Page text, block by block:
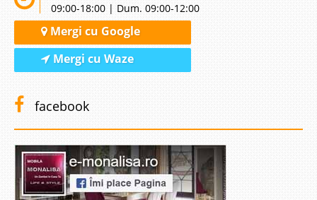
09:00-18:00 | Dum. 09:00-12:00
Mergi cu Google
Mergi cu Waze
facebook